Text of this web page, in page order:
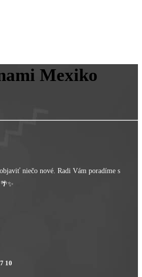
Mexiko
niečo nové. Radi Vám poradíme s
10